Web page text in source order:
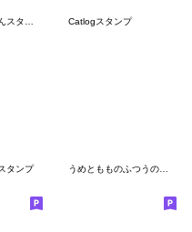
ねこのぶーちゃんスタンプ12 Catlogスタンプ
タンプ うめともものふつうの暮らし 6